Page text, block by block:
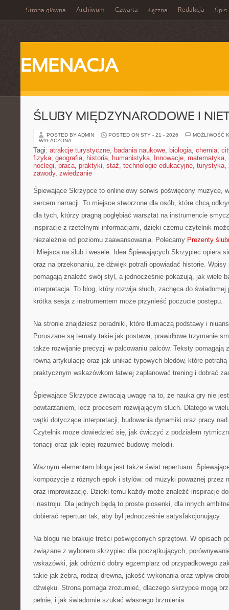
Strona główna Archiwum Czwarta Łęczna Redakcja Spis
EMENACJA
ŚLUBY MIĘDZYNARODOWE I
POSTED BY ADMIN POSTED ON STY - 21 - 2026
MOŻLIWOŚĆ
WYŁĄCZONA
Tagi: atrakcje turystyczne, badania naukowe, biologia, chemia,
fizyka, geografia, historia, humanistyka, Innowacje, matematyka,
noclegi, praca, praktyki, staż, technologie edukacyjne, turystyka,
zawody, zwiedzanie
Śpiewające Skrzypce to online’owy serwis poświęcony muzyce,
sercem narracji. To miejsce stworzone dla osób, które chcą
dla tych, którzy pragną pogłębiać warsztat na instrumencie
inspiracje z rzetelnymi informacjami, dzięki czemu czytelnik
niezależnie od poziomu zaawansowania. Polecamy Prezenty
i Miejsca na ślub i wesele. Idea Śpiewających Skrzypiec opiera
oraz na przekonaniu, że dźwięk potrafi opowiadać historie. Wpisy
pomagają znaleźć swój styl, a jednocześnie pokazują, jak wiele
interpretacja. To blog, który rozwija słuch, zachęca do
krótka sesja z instrumentem może przynieść poczucie postępu.
Na stronie znajdziesz poradniki, które tłumaczą podstawy i
Poruszane są tematy takie jak postawa, prawidłowe trzymanie
także rozwijanie precyzji w palcowaniu palców. Teksty pomagają
równą artykulację oraz jak unikać typowych błędów, które
praktycznym wskazówkom łatwiej zaplanować trening i dobrać
Śpiewające Skrzypce zwracają uwagę na to, że nauka gry nie
powtarzaniem, lecz procesem rozwijającym słuch. Dlatego w
wątki dotyczące interpretacji, budowania dynamiki oraz pracy
Czytelnik może dowiedzieć się, jak ćwiczyć z podziałem
tonacji oraz jak lepiej rozumieć budowę melodii.
Ważnym elementem bloga jest także świat repertuaru.
kompozycje z różnych epok i stylów: od muzyki poważnej przez
oraz improwizację. Dzięki temu każdy może znaleźć inspiracje
i nastroju. Dla jednych będą to proste piosenki, dla innych
dobierać repertuar tak, aby był jednocześnie satysfakcjonujący.
Na blogu nie brakuje treści poświęconych sprzętowi. W opisach
związane z wyborem skrzypiec dla początkujących,
wskazówki, jak odróżnić dobry egzemplarz od przypadkowego
takie jak żebra, rodzaj drewna, jakość wykonania oraz wpływ
dźwięku. Strona pomaga zrozumieć, dlaczego skrzypce mogą
pełnie, i jak świadomie szukać własnego brzmienia.